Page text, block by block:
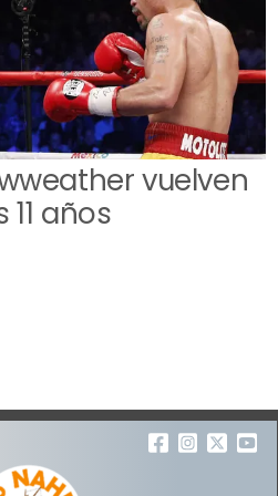
vuelven
años